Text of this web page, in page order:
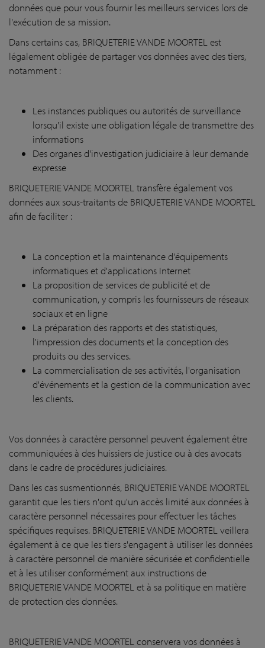
données que pour vous fournir les meilleurs services lors de
l'exécution de sa mission.
Dans certains cas, BRIQUETERIE VANDE MOORTEL est
légalement obligée de partager vos données avec des tiers,
notamment :
Les instances publiques ou autorités de surveillance
lorsqu'il existe une obligation légale de transmettre des
informations
Des organes d'investigation judiciaire à leur demande
expresse
BRIQUETERIE VANDE MOORTEL transfère également vos
données aux sous-traitants de BRIQUETERIE VANDE MOORTEL
afin de faciliter :
La conception et la maintenance d'équipements
informatiques et d'applications Internet
La proposition de services de publicité et de
communication, y compris les fournisseurs de réseaux
sociaux et en ligne
La préparation des rapports et des statistiques,
l'impression des documents et la conception des
produits ou des services.
La commercialisation de ses activités, l'organisation
d'événements et la gestion de la communication avec
les clients.
Vos données à caractère personnel peuvent également être
communiquées à des huissiers de justice ou à des avocats
dans le cadre de procédures judiciaires.
Dans les cas susmentionnés, BRIQUETERIE VANDE MOORTEL
garantit que les tiers n'ont qu'un accès limité aux données à
caractère personnel nécessaires pour effectuer les tâches
spécifiques requises. BRIQUETERIE VANDE MOORTEL veillera
également à ce que les tiers s'engagent à utiliser les données
à caractère personnel de manière sécurisée et confidentielle
et à les utiliser conformément aux instructions de
BRIQUETERIE VANDE MOORTEL et à sa politique en matière
de protection des données.
BRIQUETERIE VANDE MOORTEL conservera vos données à